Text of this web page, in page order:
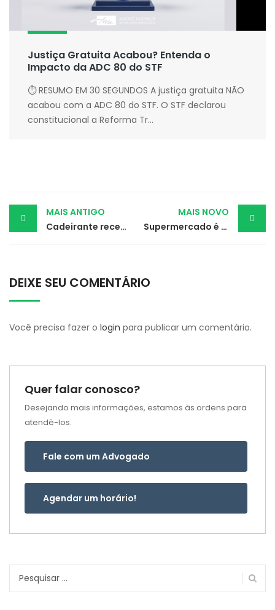
Justiça Gratuita Acabou? Entenda o
Impacto da ADC 80 do STF
⏱ RESUMO EM 30 SEGUNDOS A justiça gratuita NÃO
acabou com a ADC 80 do STF. O STF declarou
constitucional a Reforma Tr...
Post
navigation
MAIS ANTIGO
Cadeirante receberá indenização da Uber por cancelamento de corridas
MAIS NOVO
Supermercado é condenado por falta de local de amamentação para mãe trabalhadora
DEIXE SEU COMENTÁRIO
Você precisa fazer o login para publicar um comentário.
Quer falar conosco?
Desejando mais informações, estamos às ordens para
atendê-los.
Fale com um Advogado
Agendar um horário!
Pesquisar